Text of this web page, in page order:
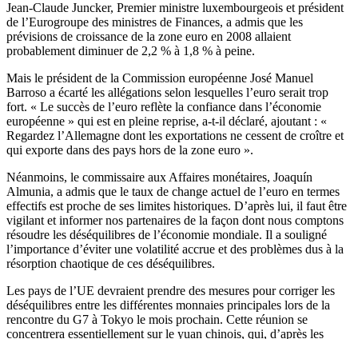
Jean-Claude Juncker, Premier ministre luxembourgeois et président
de l’Eurogroupe des ministres de Finances, a admis que les
prévisions de croissance de la zone euro en 2008 allaient
probablement diminuer de 2,2 % à 1,8 % à peine.
Mais le président de la Commission européenne José Manuel
Barroso a écarté les allégations selon lesquelles l’euro serait trop
fort. « Le succès de l’euro reflète la confiance dans l’économie
européenne » qui est en pleine reprise, a-t-il déclaré, ajoutant : «
Regardez l’Allemagne dont les exportations ne cessent de croître et
qui exporte dans des pays hors de la zone euro ».
Néanmoins, le commissaire aux Affaires monétaires, Joaquín
Almunia, a admis que le taux de change actuel de l’euro en termes
effectifs est proche de ses limites historiques. D’après lui, il faut être
vigilant et informer nos partenaires de la façon dont nous comptons
résoudre les déséquilibres de l’économie mondiale. Il a souligné
l’importance d’éviter une volatilité accrue et des problèmes dus à la
résorption chaotique de ces déséquilibres.
Les pays de l’UE devraient prendre des mesures pour corriger les
déséquilibres entre les différentes monnaies principales lors de la
rencontre du G7 à Tokyo le mois prochain. Cette réunion se
concentrera essentiellement sur le yuan chinois, qui, d’après les